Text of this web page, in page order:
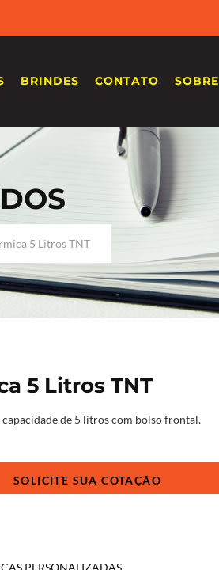
BRINDES CONTATO SOBRE
5 Litros TNT
5 Litros TNT
de 5 litros com bolso frontal.
PERSONALIZADAS